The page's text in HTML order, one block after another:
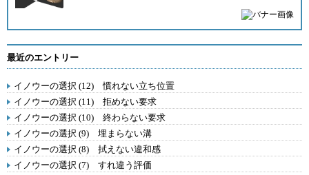
最近のエントリー
イノウーの選択 (12) 慣れない立ち位置
イノウーの選択 (11) 拒めない要求
イノウーの選択 (10) 終わらない要求
イノウーの選択 (9) 埋まらない溝
イノウーの選択 (8) 拭えない違和感
イノウーの選択 (7) すれ違う評価